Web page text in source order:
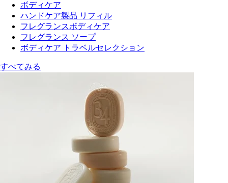
ボディケア
ハンドケア製品 リフィル
フレグランスボディケア
フレグランス ソープ
ボディケア トラベルセレクション
すべてみる